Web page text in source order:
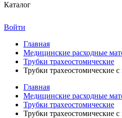
Каталог
Войти
Главная
Медицинские расходные
Трубки трахеостомические
Трубки трахеостомические
Главная
Медицинские расходные
Трубки трахеостомические
Трубки трахеостомические